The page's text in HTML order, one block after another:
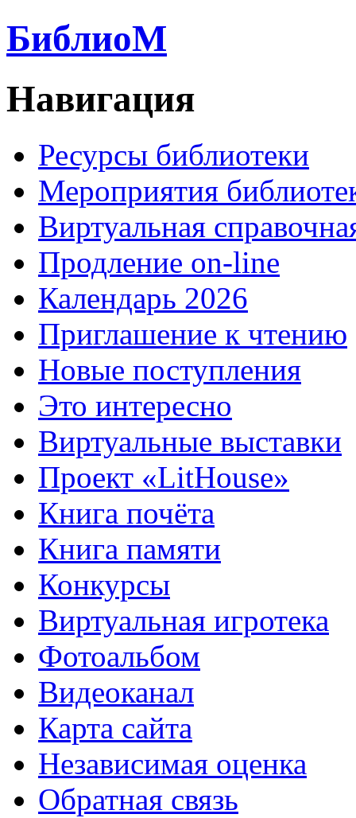
БиблиоМ
Навигация
Ресурсы библиотеки
Мероприятия
Виртуальная
Продление on-line
Календарь 2026
Приглашение к чтению
Новые поступления
Это интересно
Виртуальные выставки
Проект «LitHouse»
Книга почёта
Книга памяти
Конкурсы
Виртуальная игротека
Фотоальбом
Видеоканал
Карта сайта
Независимая оценка
Обратная связь